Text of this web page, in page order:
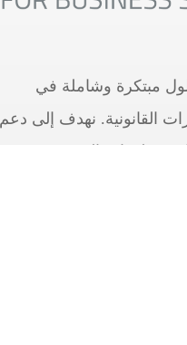
مبتكرة وشاملة في
القانونية. نهدف إلى دعم
تطورات السوق